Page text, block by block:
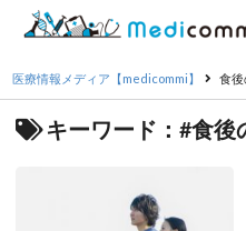
医療情報メディア【medicommi】 食
キーワード：#食後